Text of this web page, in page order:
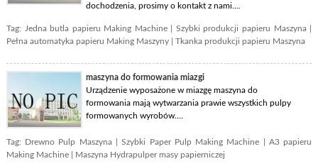
dochodzenia, prosimy o kontakt z nami....
Tag: Jedna butla papieru Making Machine| Szybki produkcji papieru Maszyna|
Pełna automatyka papieru Making Maszyny| Tkanka produkcji papieru Maszyna
maszyna do formowania miazgi
Urządzenie wyposażone w miazgę maszyna do
formowania mają wytwarzania prawie wszystkich pulpy
formowanych wyrobów....
Tag: Drewno Pulp Maszyna|Szybki Paper Pulp Making Machine
A3 papieru
Making Machine| Maszyna Hydrapulper masy papierniczej